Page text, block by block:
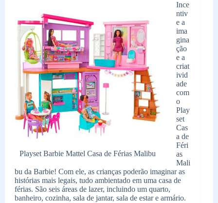
Playset Barbie Mattel Casa de Férias Malibu
Ince
ntiv
e a
ima
gina
ção
e a
criat
ivid
ade
com
o
Play
set
Cas
a de
Féri
as
Mali
bu da Barbie! Com ele, as crianças poderão imaginar as
histórias mais legais, tudo ambientado em uma casa de
férias. São seis áreas de lazer, incluindo um quarto,
banheiro, cozinha, sala de jantar, sala de estar e armário.